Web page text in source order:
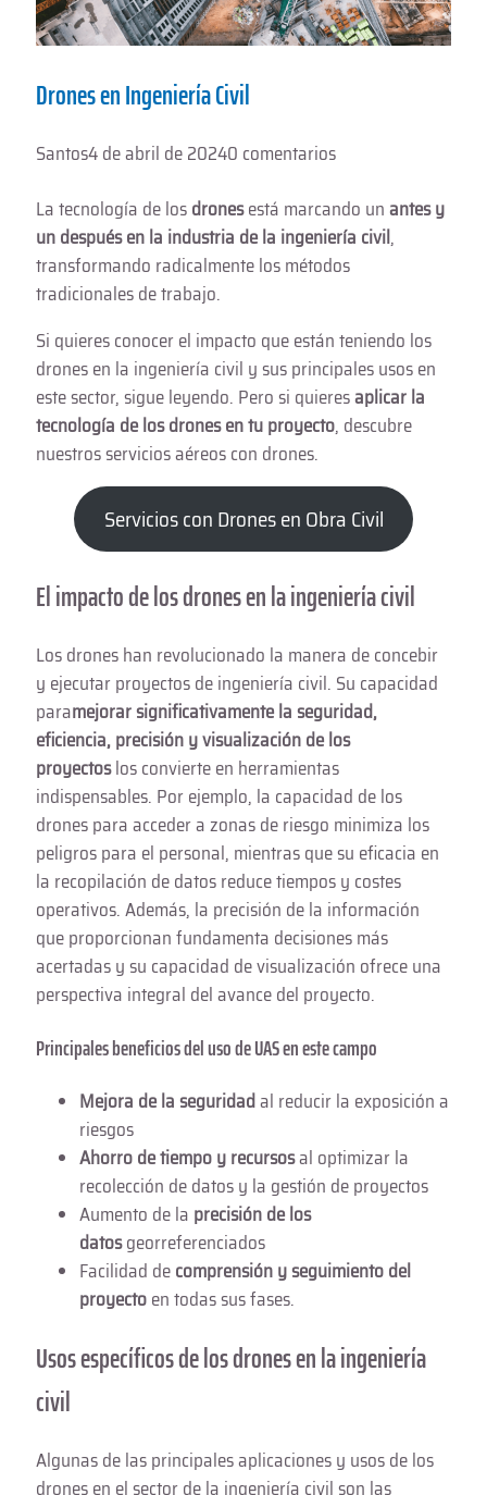
Drones en Ingeniería Civil
Santos4 de abril de 20240 comentarios
La tecnología de losdronesestá marcando unantes y
un después en la industria de la ingeniería civil,
transformando radicalmente los métodos
tradicionales de trabajo.
Si quieres conocer el impacto que están teniendo los
drones en la ingeniería civil y sus principales usos en
este sector, sigue leyendo. Pero si quieresaplicar la
tecnología de los drones en tu proyecto, descubre
nuestros servicios aéreos con drones.
Servicios con Drones en Obra Civil
El impacto de los drones en la ingeniería civil
Los drones han revolucionado la manera de concebir
y ejecutar proyectos de ingeniería civil. Su capacidad
paramejorar significativamente la seguridad,
eficiencia, precisión y visualización de los
proyectoslos convierte en herramientas
indispensables. Por ejemplo, la capacidad de los
drones para acceder a zonas de riesgo minimiza los
peligros para el personal, mientras que su eficacia en
la recopilación de datos reduce tiempos y costes
operativos. Además, la precisión de la información
que proporcionan fundamenta decisiones más
acertadas y su capacidad de visualización ofrece una
perspectiva integral del avance del proyecto.
Principales beneficios del uso de UAS en este campo
Mejora de la seguridadal reducir la exposición a
riesgos
Ahorro de tiempo y recursosal optimizar la
recolección de datos y la gestión de proyectos
Aumento de la precisión de los
datosgeorreferenciados
Facilidad decomprensión y seguimiento del
proyectoen todas sus fases.
Usos específicos de los drones en la ingeniería
civil
Algunas de las principales aplicaciones y usos de los
drones en el sector de la ingeniería civil son las